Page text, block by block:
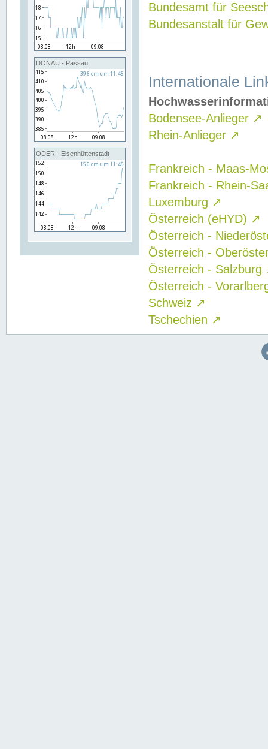
DONAU - Passau
ODER - Eisenhüttenstadt
Bundesamt für
Bundesanstalt für
Internationale
Bodensee-Anlieger ↗
Rhein-Anlieger ↗
Frankreich - Maas-
Frankreich - Rhein-
Luxemburg ↗
Österreich (eHYD) ↗
Österreich -
Österreich -
Österreich - Salzburg
Österreich -
Schweiz ↗
Tschechien ↗